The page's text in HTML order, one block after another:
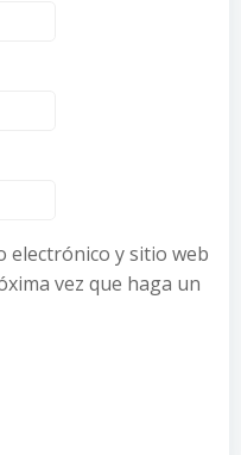
electrónico y sitio web
vez que haga un